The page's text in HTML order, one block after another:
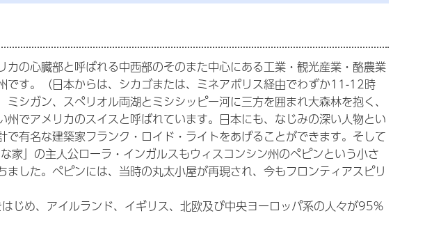
カの心臓部と呼ばれる中西部のそのまた中心にある工業・観光産業・酪農業
です。（日本からは、シカゴまたは、ミネアポリス経由でわずか11-12時
ミシガン、スペリオル両湖とミシシッピー河に三方を囲まれ大森林を抱く、
州でアメリカのスイスと呼ばれています。日本にも、なじみの深い人物とい
で有名な建築家フランク・ロイド・ライトをあげることができます。そして
家」の主人公ローラ・インガルスもウィスコンシン州のペピンという小さ
ました。ペピンには、当時の丸太小屋が再現され、今もフロンティアスピリ
じめ、アイルランド、イギリス、北欧及び中央ヨーロッパ系の人々が95%